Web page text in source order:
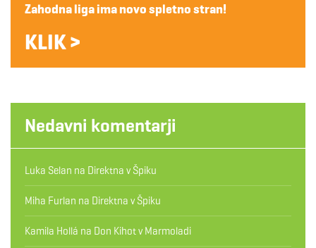
Zahodna liga ima novo spletno stran!
KLIK >
Nedavni komentarji
Luka Selan na Direktna v Špiku
Miha Furlan na Direktna v Špiku
Kamila Hollá na Don Kihot v Marmoladi